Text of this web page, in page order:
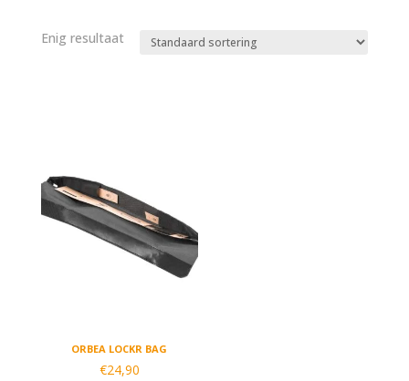
Enig resultaat
ORBEA LOCKR BAG
€24,90